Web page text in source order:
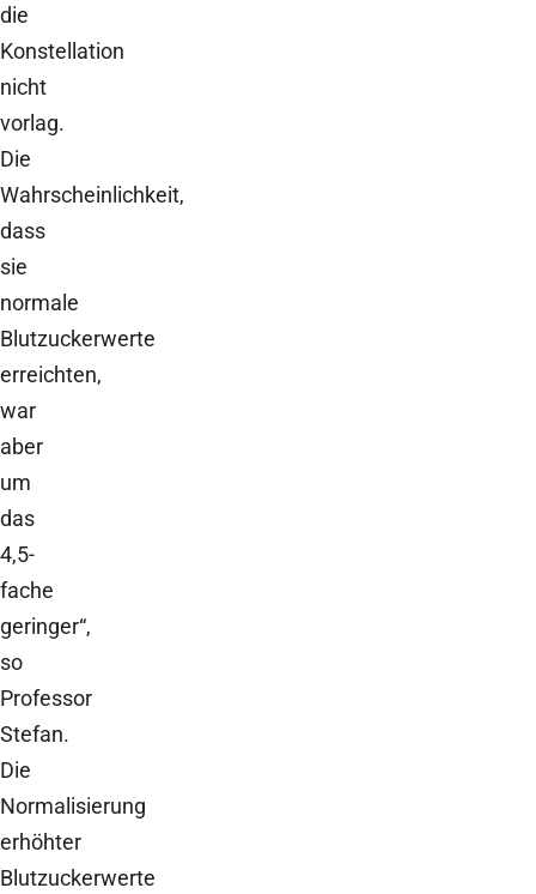
die
Konstellation
nicht
vorlag.
Die
Wahrscheinlichkeit,
dass
sie
normale
Blutzuckerwerte
erreichten,
war
aber
um
das
4,5-
fache
geringer“,
so
Professor
Stefan.
Die
Normalisierung
erhöhter
Blutzuckerwerte